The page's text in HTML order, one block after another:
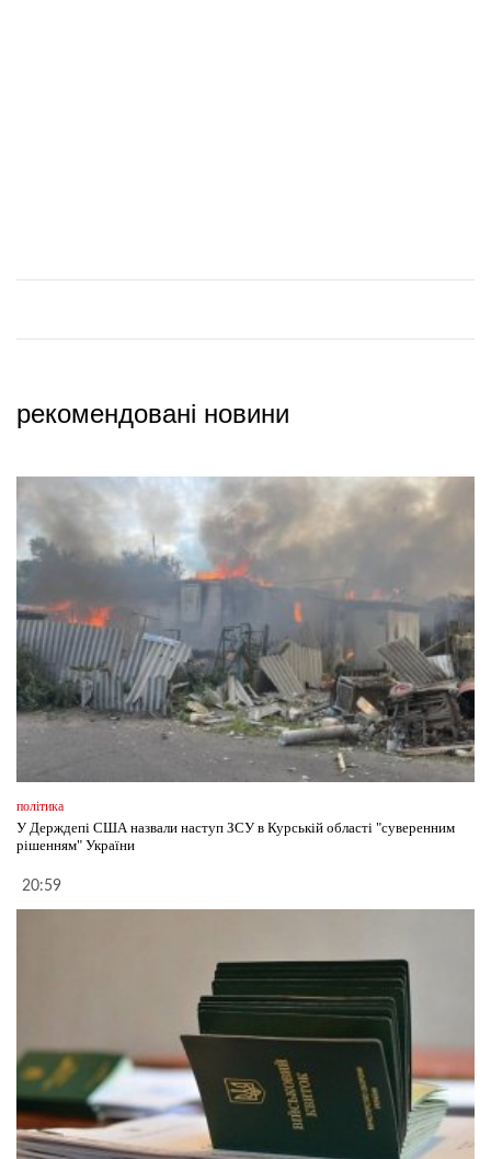
рекомендовані новини
політика
У Держдепі США назвали наступ ЗСУ в Курській області "суверенним
рішенням" України
20:59